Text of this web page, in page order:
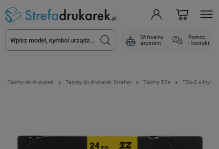
Wirtualny
asystent
Pomoc
i kontakt
Taśmy do drukarek Taśmy do drukarek Brother Taśmy TZe TZe-S silny